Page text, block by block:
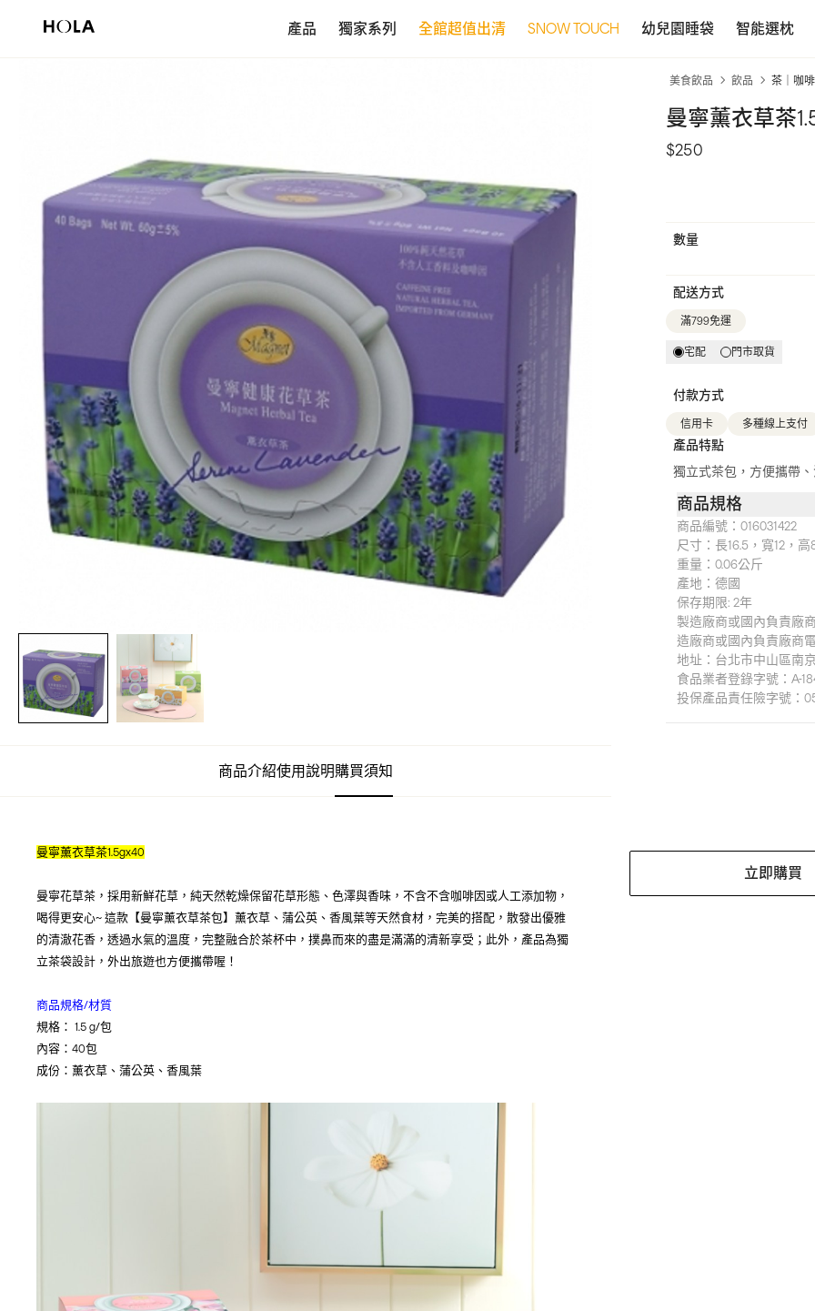
產品 獨家系列 全館超值出清 SNOW TOUCH 幼兒園睡袋 智能選枕
商品介紹使用說明購買須知
曼寧薰衣草茶1.5gx40
曼寧花草茶，採用新鮮花草，純天然乾燥保留花草形態、色澤與香味，不含不含咖啡因或人工添加物，
喝得更安心~ 這款【曼寧薰衣草茶包】薰衣草、蒲公英、香風葉等天然食材，完美的搭配，散發出優雅
的清澈花香，透過水氣的溫度，完整融合於茶杯中，撲鼻而來的盡是滿滿的清新享受；此外，產品為獨
立茶袋設計，外出旅遊也方便攜帶喔！
商品規格/材質
規格： 1.5 g/包
內容：40包
成份：薰衣草、蒲公英、香風葉
美食飲品 飲品 茶｜咖啡
曼寧薰衣草茶
$250
數量
配送方式
滿799免運
宅配 門市取貨
付款方式
信用卡 多種線上支付
產品特點
獨立式茶包，方便攜帶
商品規格
商品編號： 016031422
尺寸： 長16.5，寬12，
重量： 0.06公斤
產地： 德國
保存期限: 2年
製造廠商或國內負責廠
造廠商或國內負責廠商
地址：台北市中山區南
食品業者登錄字號：A-
投保產品責任險字號：
立即購買